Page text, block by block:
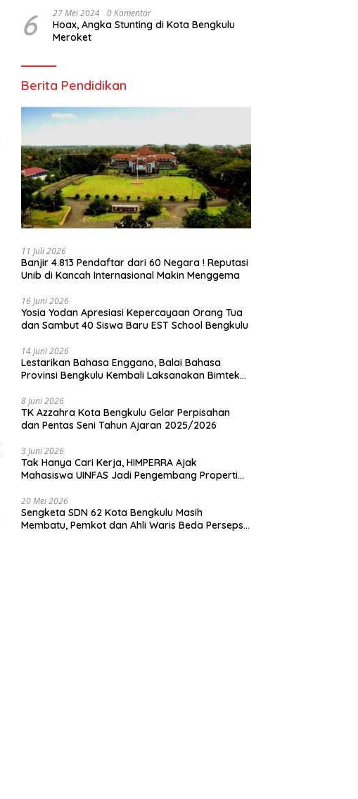
6 27 Mei 2024 0 Komentar
Hoax, Angka Stunting di Kota Bengkulu
Meroket
Berita Pendidikan
11 Juli 2026
Banjir 4.813 Pendaftar dari 60 Negara ! Reputasi
Unib di Kancah Internasional Makin Menggema
16 Juni 2026
‎Yosia Yodan Apresiasi Kepercayaan Orang Tua
dan Sambut 40 Siswa Baru EST School Bengkulu
14 Juni 2026
Lestarikan Bahasa Enggano, Balai Bahasa
Provinsi Bengkulu Kembali Laksanakan Bimtek
8 Juni 2026
TK Azzahra Kota Bengkulu Gelar Perpisahan
dan Pentas Seni Tahun Ajaran 2025/2026
3 Juni 2026
Tak Hanya Cari Kerja, HIMPERRA Ajak
Mahasiswa UINFAS Jadi Pengembang Properti
20 Mei 2026
Sengketa SDN 62 Kota Bengkulu Masih
Membatu, Pemkot dan Ahli Waris Beda Persepsi